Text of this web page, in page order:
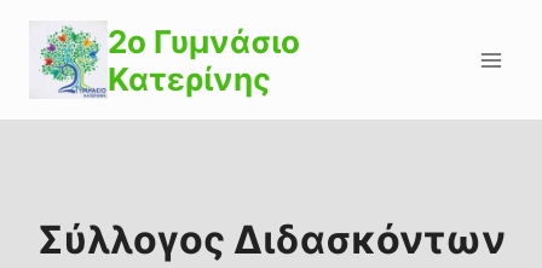
Skip
content
2o Γυμνάσιο
Κατερίνης
Σύλλογος Διδασκόντων